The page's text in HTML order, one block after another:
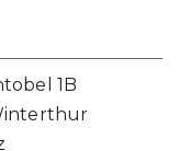
1B